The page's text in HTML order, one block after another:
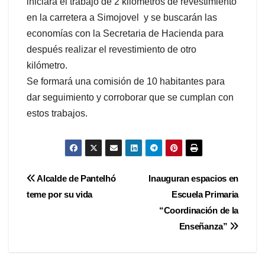
en la carretera a Simojovel y se buscarán las
economías con la Secretaria de Hacienda para
después realizar el revestimiento de otro
kilómetro.
Se formará una comisión de 10 habitantes para
dar seguimiento y corroborar que se cumplan con
estos trabajos.
Navegación
de
Inauguran espacios en
Escuela Primaria
“Coordinación de la
Enseñanza”
Alcalde de Pantelhó
teme por su vida